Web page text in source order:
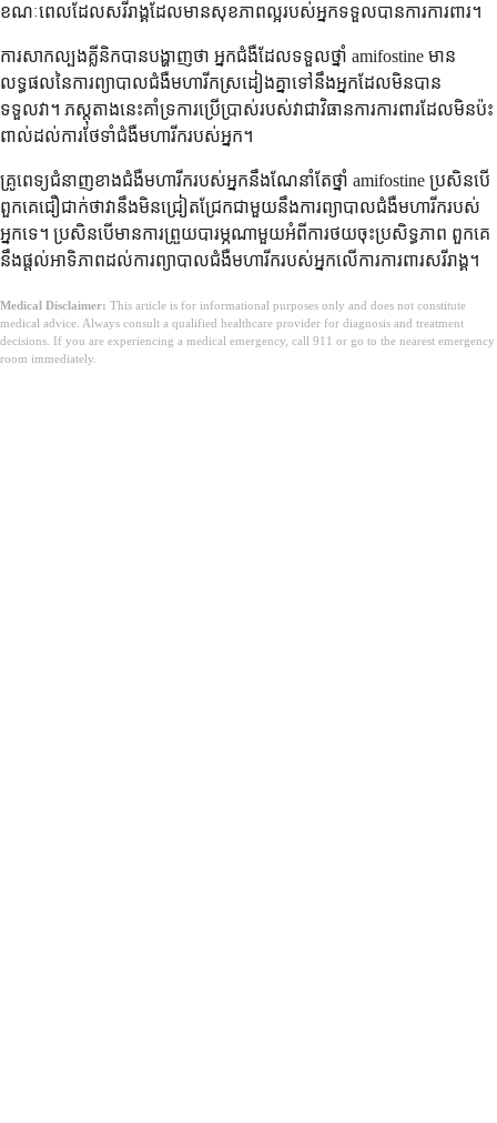
ខណៈពេលដែលសរីរាង្គដែលមានសុខភាពល្អរបស់អ្នកទទួលបានការការពារ។
ការសាកល្បងគ្លីនិកបានបង្ហាញថា អ្នកជំងឺដែលទទួលថ្នាំ amifostine មាន
លទ្ធផលនៃការព្យាបាលជំងឺមហារីកស្រដៀងគ្នាទៅនឹងអ្នកដែលមិនបាន
ទទួលវា។ ភស្តុតាងនេះគាំទ្រការប្រើប្រាស់របស់វាជាវិធានការការពារដែលមិនប៉ះ
ពាល់ដល់ការថែទាំជំងឺមហារីករបស់អ្នក។
គ្រូពេទ្យជំនាញខាងជំងឺមហារីករបស់អ្នកនឹងណែនាំតែថ្នាំ amifostine ប្រសិនបើ
ពួកគេជឿជាក់ថាវានឹងមិនជ្រៀតជ្រែកជាមួយនឹងការព្យាបាលជំងឺមហារីករបស់
អ្នកទេ។ ប្រសិនបើមានការព្រួយបារម្ភណាមួយអំពីការថយចុះប្រសិទ្ធភាព ពួកគេ
នឹងផ្តល់អាទិភាពដល់ការព្យាបាលជំងឺមហារីករបស់អ្នកលើការការពារសរីរាង្គ។
Medical Disclaimer: This article is for informational purposes only and does not constitute
medical advice. Always consult a qualified healthcare provider for diagnosis and treatment
decisions. If you are experiencing a medical emergency, call 911 or go to the nearest emergency
room immediately.